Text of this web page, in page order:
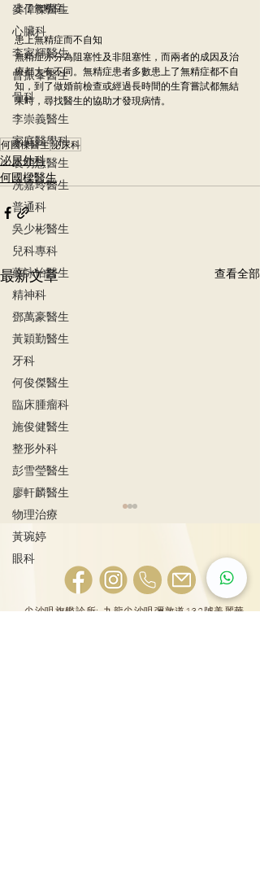
麥偉傑醫生
心臟科
李家輝醫生
曾振峯醫生
骨科
李崇義醫生
家庭醫學科
袁明慧醫生
冼嘉玲醫生
普通科
吳少彬醫生
兒科專科
蘇詠怡醫生
精神科
鄧萬豪醫生
黃穎勤醫生
牙科
何俊傑醫生
臨床腫瘤科
施俊健醫生
整形外科
彭雪瑩醫生
廖軒麟醫生
物理治療
黃琬婷
眼科
上了無精症。
患上無精症而不自知
無精症亦分為阻塞性及非阻塞性，而兩者的成因及治
療都大有不同。無精症患者多數患上了無精症都不自
知，到了做婚前檢查或經過長時間的生育嘗試都無結
果時，尋找醫生的協助才發現病情。
何國樑醫生泌尿科
泌尿外科
何國樑醫生
最新文章 查看全部
男士扭蛋之痛 恐不育
尖沙咀旗艦診所: 九龍尖沙咀彌敦道132號美麗華